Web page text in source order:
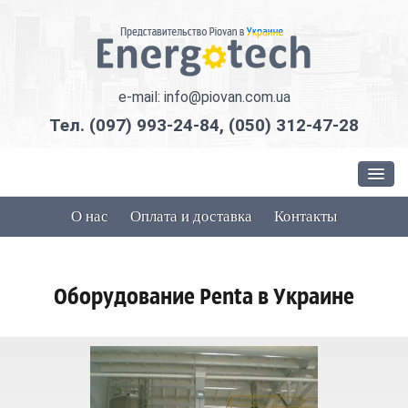
e-mail: info@piovan.com.ua
Тел. (097) 993-24-84, (050) 312-47-28
Оборудование Piovan
Сушка и удаление влаги
Силоса для хранения полимерной гранулы
О нас Оплата и доставка Контакты
Оборудование Penta в Украине